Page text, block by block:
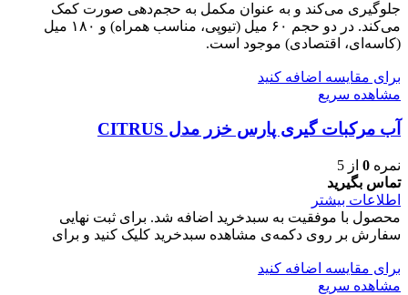
جلوگیری می‌کند و به عنوان مکمل به حجم‌دهی صورت کمک
می‌کند. در دو حجم ۶۰ میل (تیوپی، مناسب همراه) و ۱۸۰ میل
(کاسه‌ای، اقتصادی) موجود است.
برای مقایسه اضافه کنید
مشاهده سریع
آب مرکبات گیری پارس خزر مدل CITRUS
نمره 0 از 5
تماس بگیرید
اطلاعات بیشتر
محصول با موفقیت به سبدخرید اضافه شد. برای ثبت نهایی
سفارش بر روی دکمه‌ی مشاهده سبدخرید کلیک کنید و برای
برای مقایسه اضافه کنید
مشاهده سریع